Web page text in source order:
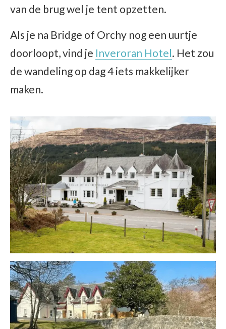
van de brug wel je tent opzetten.
Als je na Bridge of Orchy nog een uurtje
doorloopt, vind je Inveroran Hotel. Het zou
de wandeling op dag 4 iets makkelijker
maken.